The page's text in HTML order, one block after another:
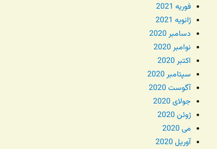
فوریه 2021
ژانویه 2021
دسامبر 2020
نوامبر 2020
اکتبر 2020
سپتامبر 2020
آگوست 2020
جولای 2020
ژوئن 2020
می 2020
آوریل 2020